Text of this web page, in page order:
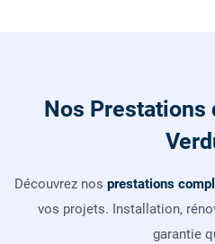
Nos Prestations
Découvrez nos prestations
vos projets. Installation,
garantie